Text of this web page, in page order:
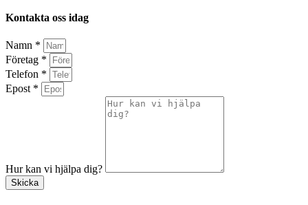
Kontakta oss idag
Namn *
Företag *
Telefon *
Epost *
Hur kan vi hjälpa dig?
Skicka